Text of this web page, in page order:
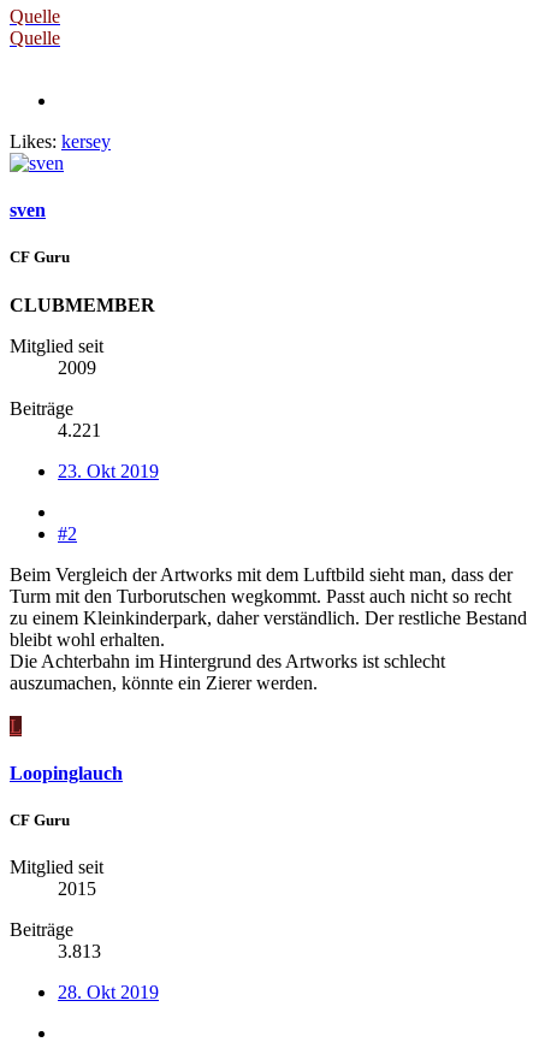
Quelle
Quelle
Likes: kersey
sven
CF Guru
CLUBMEMBER
Mitglied seit
2009
Beiträge
4.221
23. Okt 2019
#2
Beim Vergleich der Artworks mit dem Luftbild sieht man, dass der
Turm mit den Turborutschen wegkommt. Passt auch nicht so recht
zu einem Kleinkinderpark, daher verständlich. Der restliche Bestand
bleibt wohl erhalten.
Die Achterbahn im Hintergrund des Artworks ist schlecht
auszumachen, könnte ein Zierer werden.
L
Loopinglauch
CF Guru
Mitglied seit
2015
Beiträge
3.813
28. Okt 2019